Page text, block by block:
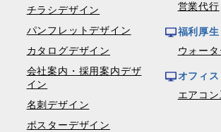
チラシデザイン
パンフレットデザイン
カタログデザイン
会社案内・採用案内デザ
イン
名刺デザイン
ポスターデザイン
営業代行
福利厚生
ウォー
オフィ
エアコ